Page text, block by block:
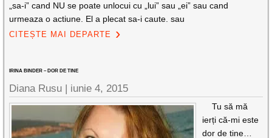
„sa-i” cand NU se poate unlocui cu „lui” sau „ei” sau cand
urmeaza o actiune. El a plecat sa-i caute. sau
CITEȘTE MAI DEPARTE
IRINA BINDER – DOR DE TINE
Diana Rusu | iunie 4, 2015
Tu să mă
ierți că-mi este
dor de tine…